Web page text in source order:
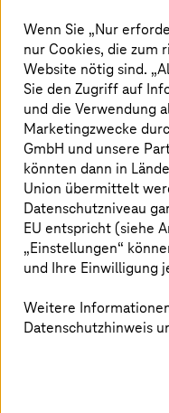
KI-Fabrik:
weiter aus
T-Systemsist jetzt
Provider“ in
Wenn Sie „Nur
nur Cookies, die zum
Website nötig sind.
Sie den Zugriff auf
und die Verwendung
Marketingzwecke
GmbH und unsere
könnten dann in
Union übermittelt
Datenschutzniveau
EU entspricht (siehe
„Einstellungen“
und Ihre Einwilligung
Weitere
Datenschutzhinweis